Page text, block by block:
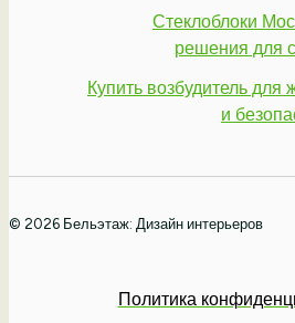
Стеклоблоки
решения для
Купить возбудитель
и
© 2026 Бельэтаж: Дизайн интерьеров
Политика